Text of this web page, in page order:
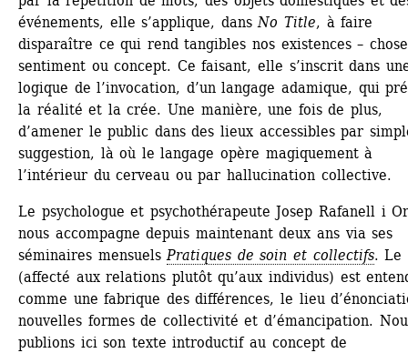
événements, elle s’applique, dans No Title, à faire
disparaître ce qui rend tangibles nos existences –
sentiment ou concept. Ce faisant, elle s’inscrit dans
logique de l’invocation, d’un langage adamique, qui
la réalité et la crée. Une manière, une fois de plus,
d’amener le public dans des lieux accessibles par
suggestion, là où le langage opère magiquement à
l’intérieur du cerveau ou par hallucination collective.
Le psychologue et psychothérapeute Josep Rafanell i
nous accompagne depuis maintenant deux ans via ses
séminaires mensuels Pratiques de soin et collectifs. Le
(affecté aux relations plutôt qu’aux individus) est
comme une fabrique des différences, le lieu
nouvelles formes de collectivité et d’émancipation.
publions ici son texte introductif au concept de